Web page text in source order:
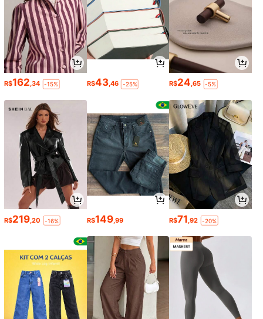
R$162,34 -15% R$43,46 -25% R$24,65 -5%
R$219 ,20 -16% R$149,99 R$71 ,92 -20%